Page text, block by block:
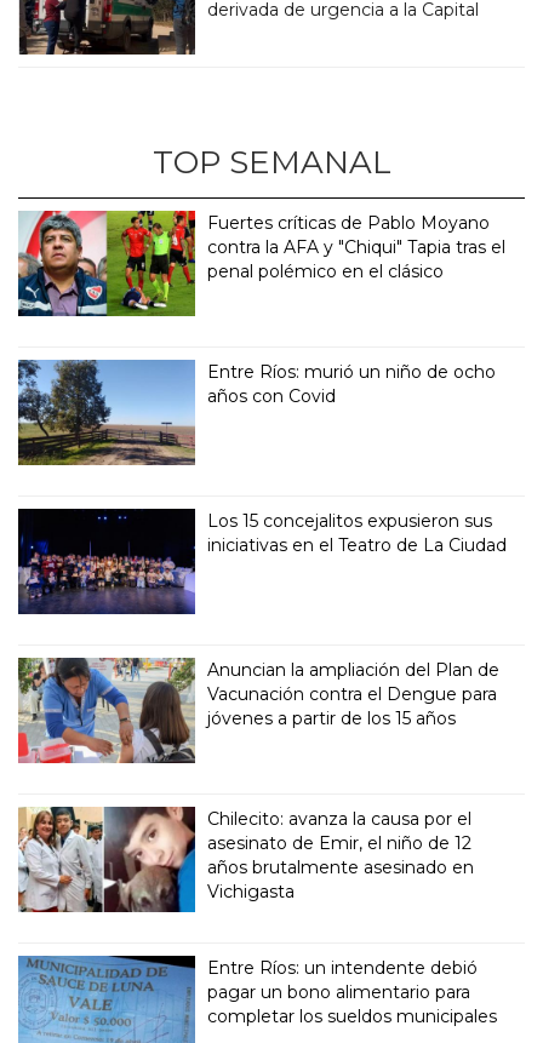
derivada de urgencia a la Capital
TOP SEMANAL
Fuertes críticas de Pablo Moyano
contra la AFA y "Chiqui" Tapia tras el
penal polémico en el clásico
Entre Ríos: murió un niño de ocho
años con Covid
Los 15 concejalitos expusieron sus
iniciativas en el Teatro de La Ciudad
Anuncian la ampliación del Plan de
Vacunación contra el Dengue para
jóvenes a partir de los 15 años
Chilecito: avanza la causa por el
asesinato de Emir, el niño de 12
años brutalmente asesinado en
Vichigasta
Entre Ríos: un intendente debió
pagar un bono alimentario para
completar los sueldos municipales